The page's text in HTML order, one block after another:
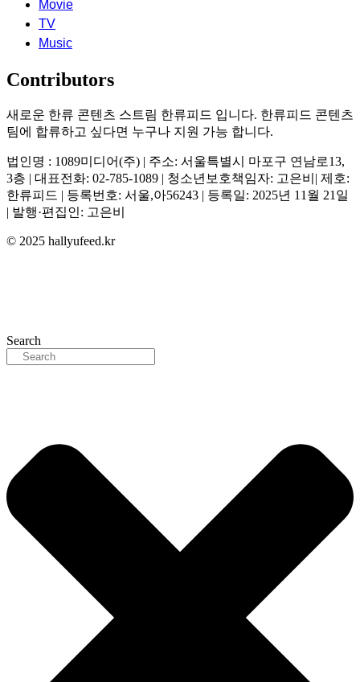
Movie
TV
Music
Contributors
새로운 한류 콘텐츠 스트림 한류피드 입니다. 한류피드 콘텐츠
팀에 합류하고 싶다면 누구나 지원 가능 합니다.
법인명 : 1089미디어(주) | 주소: 서울특별시 마포구 연남로13,
3층 | 대표전화: 02-785-1089 | 청소년보호책임자: 고은비| 제호:
한류피드 | 등록번호: 서울,아56243 | 등록일: 2025년 11월 21일
| 발행·편집인: 고은비
© 2025 hallyufeed.kr
Search